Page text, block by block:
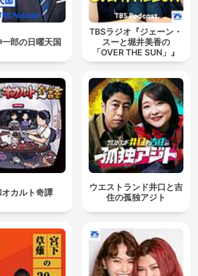
郎の日曜天国
TBSラジオ『ジェーン・
スーと堀井美香の
「OVER THE SUN」』
カルト奇譚
ウエストランド井口と吉
住の孤独アジト